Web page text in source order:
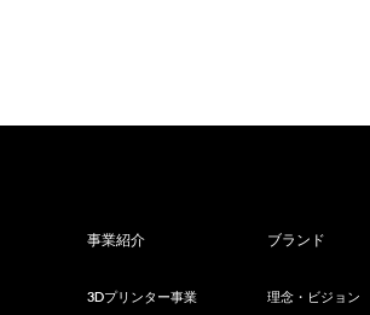
事業紹介
3Dプリンター事業
ブランド
理念・ビジョン